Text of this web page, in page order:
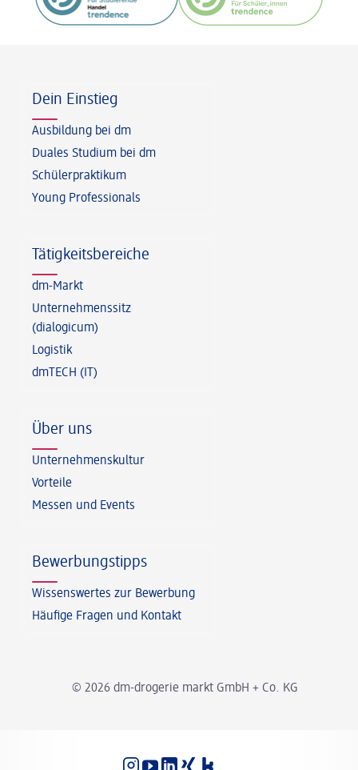
© 2026 dm-drogerie markt GmbH + Co. KG
Dein Einstieg
Ausbildung bei dm
Duales Studium bei dm
Schülerpraktikum
Young Professionals
Tätigkeitsbereiche
dm-Markt
Unternehmenssitz
(dialogicum)
Logistik
dmTECH (IT)
Über uns
Unternehmenskultur
Vorteile
Messen und Events
Bewerbungstipps
Wissenswertes zur Bewerbung
Häufige Fragen und Kontakt